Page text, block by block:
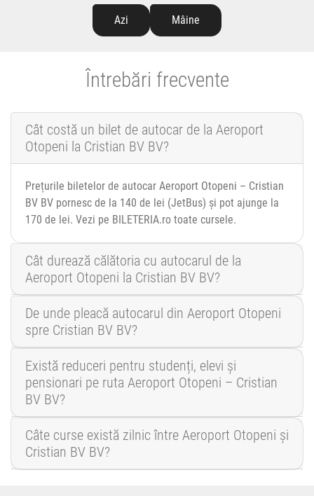
Azi Mâine
Întrebări frecvente
Cât costă un bilet de autocar de la Aeroport
Otopeni la Cristian BV BV?
Prețurile biletelor de autocar Aeroport Otopeni – Cristian
BV BV pornesc de la 140 de lei (JetBus) și pot ajunge la
170 de lei. Vezi pe BILETERIA.ro toate cursele.
Cât durează călătoria cu autocarul de la
Aeroport Otopeni la Cristian BV BV?
De unde pleacă autocarul din Aeroport Otopeni
spre Cristian BV BV?
Există reduceri pentru studenți, elevi și
pensionari pe ruta Aeroport Otopeni – Cristian
BV BV?
Câte curse există zilnic între Aeroport Otopeni și
Cristian BV BV?